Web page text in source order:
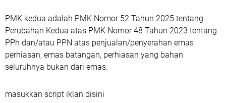
PMK kedua adalah PMK Nomor 52 Tahun 2025 tentang
Perubahan Kedua atas PMK Nomor 48 Tahun 2023 tentang
PPh dan/atau PPN atas penjualan/penyerahan emas
perhiasan, emas batangan, perhiasan yang bahan
seluruhnya bukan dari emas.
masukkan script iklan disini